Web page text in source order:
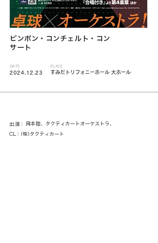
ピンポン・コンチェルト・コン
サート
DATE PLACE
2024.12.23 すみだトリフォニーホール 大ホール
岡本陸、タクティカートオーケストラ、
出演：
CL：(株)タクティカート